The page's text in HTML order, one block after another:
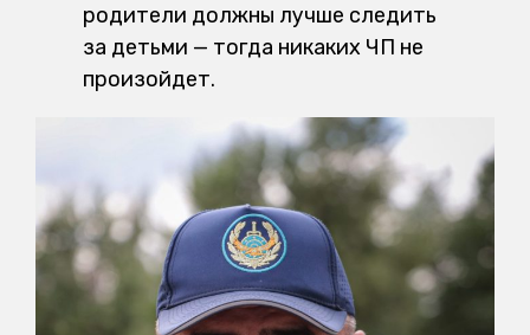
родители должны лучше следить
за детьми — тогда никаких ЧП не
произойдет.